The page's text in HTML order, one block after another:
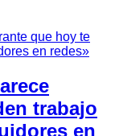
trabajo
en